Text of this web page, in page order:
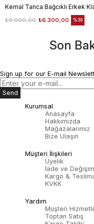
₺6.300,00
₺9.000,00 %30
Son
Sign up for our E-mail
Send
Kurumsal
Anasayfa
Hakkımızda
Mağazalarımız
Bize Ulaşın
Müşteri İlişkileri
Üyelik
İade ve Değişim
Kargo &
KVKK
Yardım
Müşteri
Toptan Satış